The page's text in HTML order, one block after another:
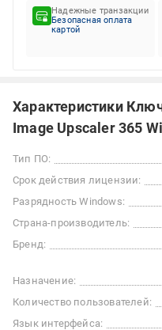
Надежные транзакции
Безопасная оплата
картой
Характеристики
Image Upscaler 365
Тип ПО:
Срок действия лицензии:
Разрядность Windows:
Страна-производитель:
Бренд:
Назначение:
Количество пользователей:
Язык интерфейса: